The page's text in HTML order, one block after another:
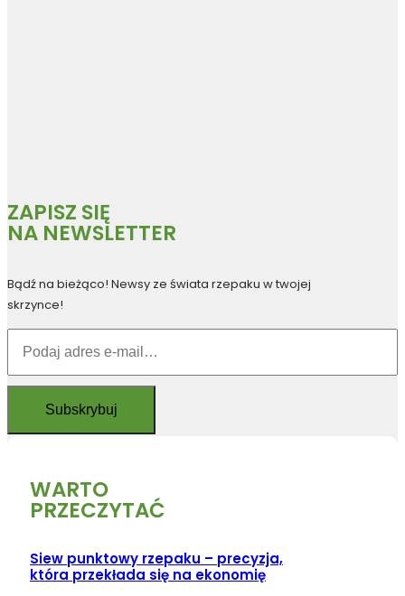
ZAPISZ SIĘ
NA NEWSLETTER
Bądź na bieżąco! Newsy ze świata rzepaku w twojej
skrzynce!
WARTO
PRZECZYTAĆ
Siew punktowy rzepaku – precyzja,
która przekłada się na ekonomię